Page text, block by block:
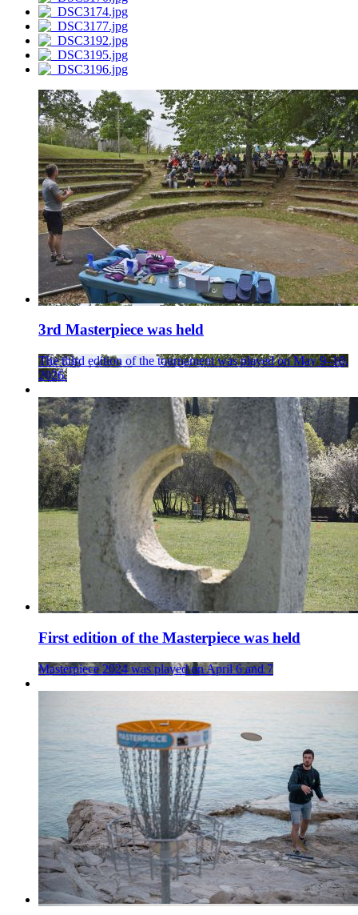
3rd Masterpiece was held
The third edition of the tournament was played on May 9–10,
2026.
First edition of the Masterpiece was held
Masterpiece 2024 was played on April 6 and 7